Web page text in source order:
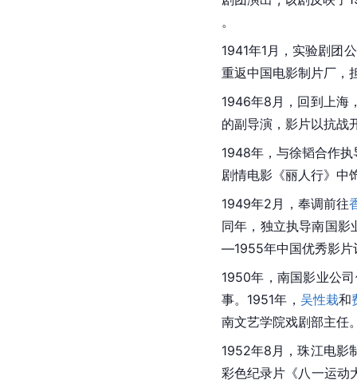
。
1941年1月，实验剧团
重返中国电影制片厂，
1946年8月，回到 上海
的副导演，影片以抗战
1948年，与徐韬合作
剧情电影《丽人行》中
1949年2月，奉调前往
同年，独立执导南国影
—1955年中国优秀影片
1950年，南国影业公
事。1951年， 吴性栽和
南文艺学院戏剧部主任
1952年8月，珠江电影
彩色纪录片《八一运动